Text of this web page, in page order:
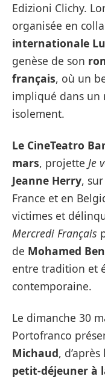
Edizioni Clichy.
organisée en
internationale
genèse de son
français, où un
impliqué dans un
isolement.
Le CineTeatro
mars, projette Je
Jeanne Herry,
France et en
victimes et
Mercredi Français
de Mohamed
entre tradition et
contemporaine.
Le dimanche 30
Portofranco
Michaud,
petit-déjeuner à